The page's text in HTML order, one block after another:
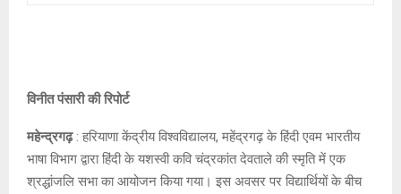
विनीत पंसारी की रिपोर्ट
महेन्द्रगढ़: हरियाणा केंद्रीय विश्वविद्यालय, महेंद्रगढ़ के हिंदी एवम भारतीय
भाषा विभाग द्वारा हिंदी के यशस्वी कवि चंद्रकांत देवताले की स्मृति में एक
श्रद्धांजलि सभा का आयोजन किया गया। इस अवसर पर विद्यार्थियों के बीच